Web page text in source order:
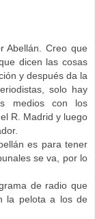
Abellán. Creo que
dicen las cosas
y después da la
solo hay
medios con los
R. Madrid y luego
es para tener
se va, por lo
de radio que
la pelota a los de